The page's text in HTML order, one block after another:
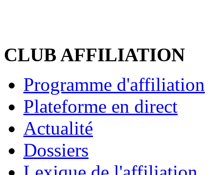
CLUB AFFILIATION
Programme d'affiliation
Plateforme en direct
Actualité
Dossiers